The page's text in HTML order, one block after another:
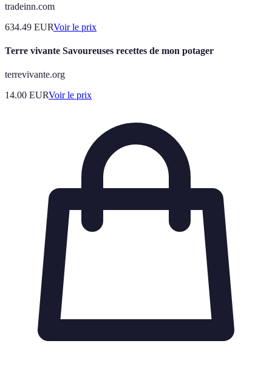
tradeinn.com
634.49 EURVoir le prix
Terre vivante Savoureuses recettes de mon potager
terrevivante.org
14.00 EURVoir le prix